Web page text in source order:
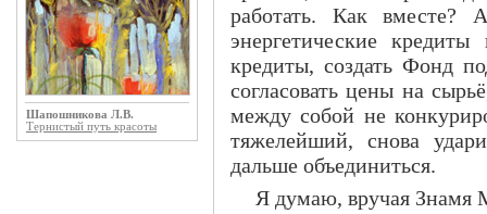
Шапошникова Л.В.
Тернистый путь красоты
работать. Как
энергетические
кредиты, создать Фонд
согласовать цены на
между собой не
тяжелейший, снова
дальше объединиться.
Я думаю, вручая Знамя